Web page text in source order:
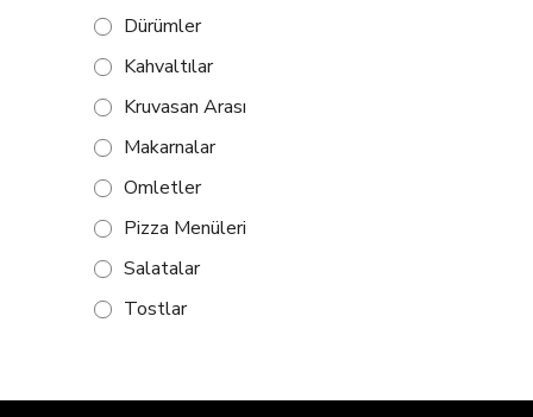
Dürümler
Kahvaltılar
Kruvasan Arası
Makarnalar
Omletler
Pizza Menüleri
Salatalar
Tostlar